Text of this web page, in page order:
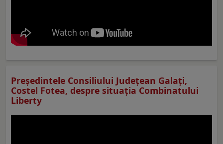
Preşedintele Consiliului Judeţean Galaţi,
Costel Fotea, despre situaţia Combinatului
Liberty